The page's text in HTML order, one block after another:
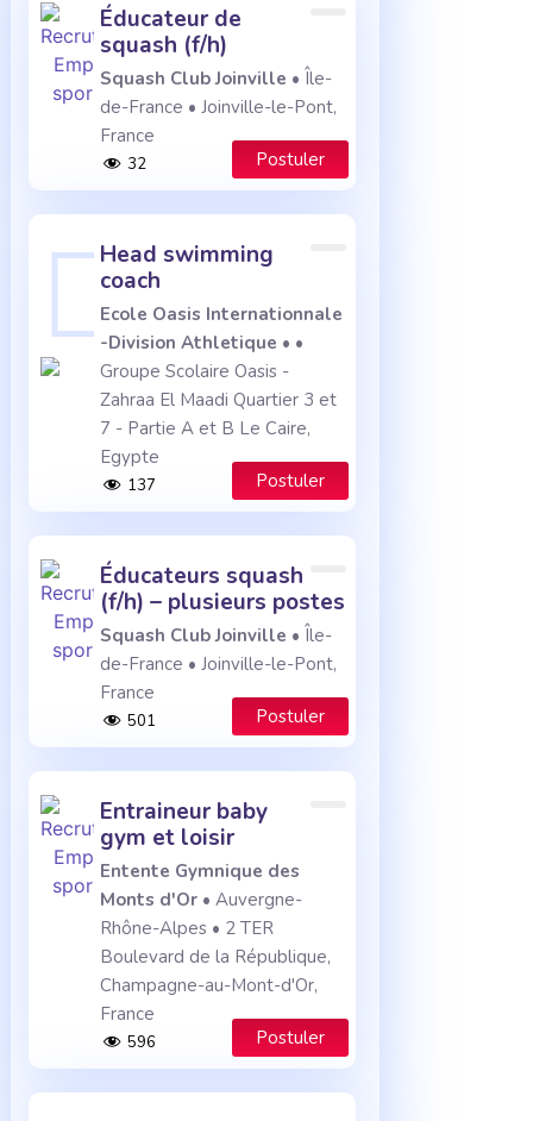
éducateur de
squash (f/h)
Squash Club Joinville • Île-
de-France • Joinville-le-Pont,
France
32 Postuler
head swimming
coach
Ecole Oasis Internationnale
-Division Athletique • •
Groupe Scolaire Oasis -
Zahraa El Maadi Quartier 3 et
7 - Partie A et B Le Caire,
Egypte
137 Postuler
éducateurs squash
(f/h) – plusieurs postes
Squash Club Joinville • Île-
de-France • Joinville-le-Pont,
France
501 Postuler
entraineur baby
gym et loisir
Entente Gymnique des
Monts d'Or • Auvergne-
Rhône-Alpes • 2 TER
Boulevard de la République,
Champagne-au-Mont-d'Or,
France
596 Postuler